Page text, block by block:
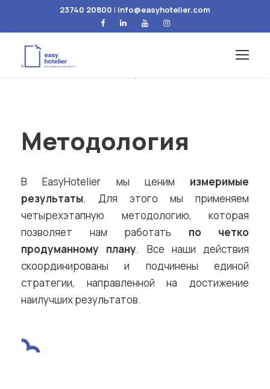
23740 20800 | info@easyhotelier.com
Методология
В EasyHotelier мы ценим измеримые
результаты. Для этого мы применяем
четырехэтапную методологию, которая
позволяет нам работать по четко
продуманному плану. Все наши действия
скоординированы и подчинены единой
стратегии, направленной на достижение
наилучших результатов.